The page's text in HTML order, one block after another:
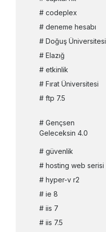
codeplex
deneme hesabı
Doğuş Üniversitesi
Elazığ
etkinlik
Fırat Üniversitesi
ftp 7.5
Gençsen
Geleceksin 4.0
güvenlik
hosting web serisi
hyper-v r2
ie 8
iis 7
iis 7.5